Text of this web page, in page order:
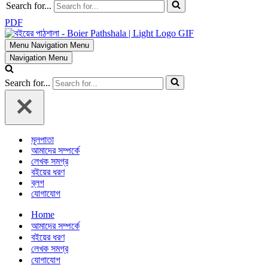
Search for...
PDF
Menu Navigation Menu
Navigation Menu
Search for...
মূলপাতা
আমাদের সম্পর্কে
লেখক সমগ্র
বইয়ের ধরণ
ব্লগ
যোগাযোগ
Home
আমাদের সম্পর্কে
বইয়ের ধরণ
লেখক সমগ্র
যোগাযোগ